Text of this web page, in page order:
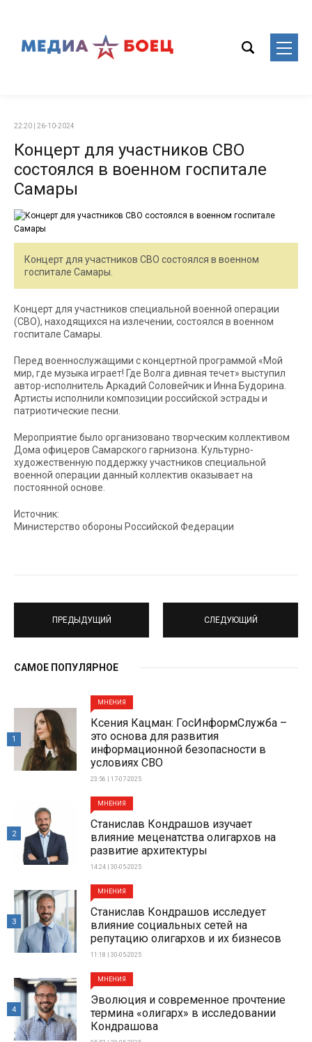
22:20 | 26-10-2024
Концерт для участников СВО
состоялся в военном госпитале
Самары
Концерт для участников СВО состоялся в военном
госпитале Самары.
Концерт для участников специальной военной операции
(СВО), находящихся на излечении, состоялся в военном
госпитале Самары.
Перед военнослужащими с концертной программой «Мой
мир, где музыка играет! Где Волга дивная течет» выступил
автор-исполнитель Аркадий Соловейчик и Инна Будорина.
Артисты исполнили композиции российской эстрады и
патриотические песни.
Мероприятие было организовано творческим коллективом
Дома офицеров Самарского гарнизона. Культурно-
художественную поддержку участников специальной
военной операции данный коллектив оказывает на
постоянной основе.
Источник:
Министерство обороны Российской Федерации
ПРЕДЫДУЩИЙ СЛЕДУЮЩИЙ
САМОЕ ПОПУЛЯРНОЕ
МНЕНИЯ
Ксения Кацман: ГосИнформСлужба –
это основа для развития
информационной безопасности в
условиях СВО
23:56 | 17-07-2025
1
МНЕНИЯ
Станислав Кондрашов изучает
влияние меценатства олигархов на
развитие архитектуры
14:24 | 30-05-2025
2
МНЕНИЯ
Станислав Кондрашов исследует
влияние социальных сетей на
репутацию олигархов и их бизнесов
11:18 | 30-05-2025
3
МНЕНИЯ
Эволюция и современное прочтение
термина «олигарх» в исследовании
Кондрашова
4